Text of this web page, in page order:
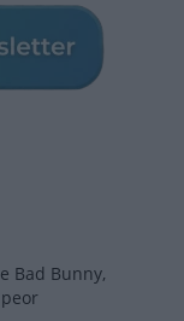
Bad Bunny,